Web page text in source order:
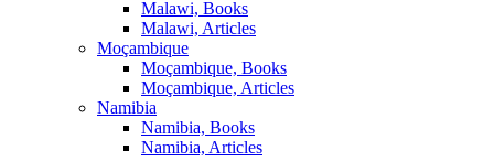
Malawi, Books
Malawi, Articles
Moçambique
Moçambique, Books
Moçambique, Articles
Namibia
Namibia, Books
Namibia, Articles